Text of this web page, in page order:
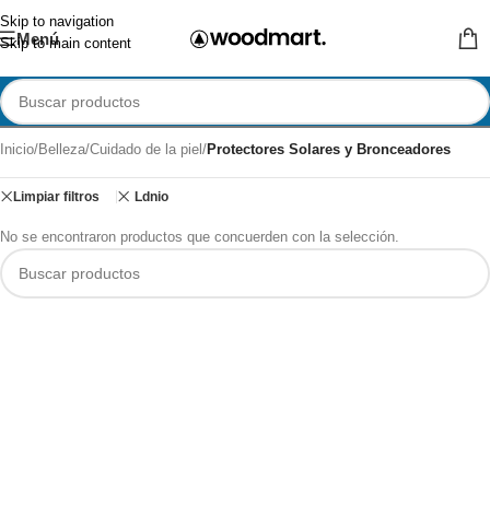
Skip to navigation
Skip to main content
Menú
Inicio/Belleza/Cuidado de la piel /Protectores Solares y Bronceadores
Limpiar filtros Ldnio
No se encontraron productos que concuerden con la selección.